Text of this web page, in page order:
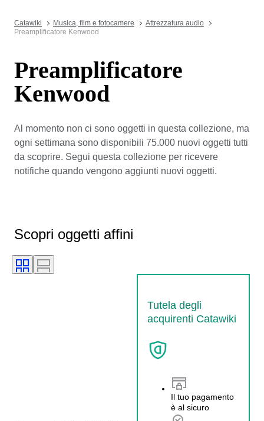
Catawiki Musica, film e fotocamere
Attrezzatura audio
Preamplificatore Kenwood
Preamplificatore
Kenwood
Al momento non ci sono oggetti in questa collezione, ma
ogni settimana sono disponibili 75.000 nuovi oggetti tutti
da scoprire. Segui questa collezione per ricevere
notifiche quando vengono aggiunti nuovi oggetti.
Scopri oggetti affini
Tutela degli
acquirenti Catawiki
Il tuo pagamento
è al sicuro